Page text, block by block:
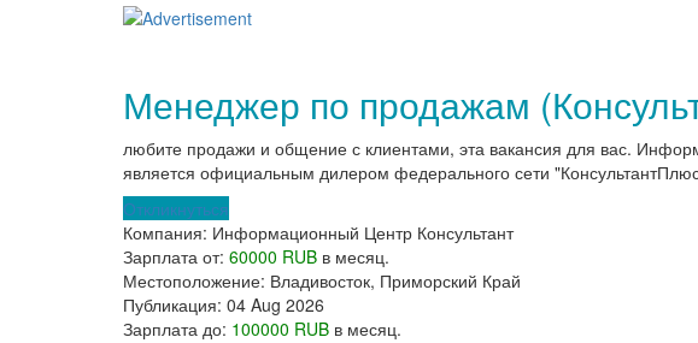
Менеджер по продажам
любите продажи и общение с клиентами, эта вакансия для вас.
является официальным дилером федерального сети
Откликнуться
Компания: Информационный Центр Консультант
Зарплата от: 60000 RUB в месяц.
Местоположение: Владивосток, Приморский Край
Публикация: 04 Aug 2026
Зарплата до: 100000 RUB в месяц.